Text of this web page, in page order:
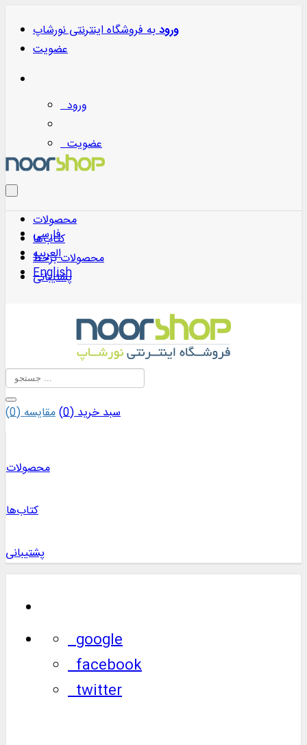
ورودبهفروشگاه اینترنتی نورشاپ
عضویت
ورود
عضویت
فارسی
العربیه
English
محصولات
کتاب‌ها
محصولات برخط
پشتیبانی
سبد خرید (0
)مقایسه (0
)
محصولات
کتاب‌ها
پشتیبانی
google
facebook
twitter